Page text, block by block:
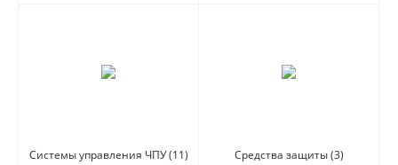
Системы управления ЧПУ(11) Средства защиты(3)